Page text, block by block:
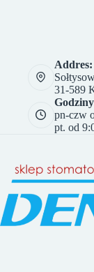
Addres:
31-589
pn-czw
pt. od